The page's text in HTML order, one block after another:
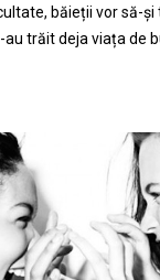
băieții vor să-și
trăit deja viața de